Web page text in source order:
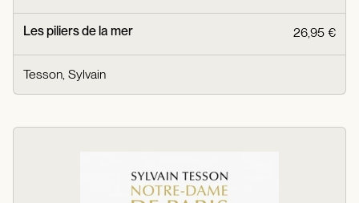
Les piliers de la mer 26,95 €
Tesson, Sylvain